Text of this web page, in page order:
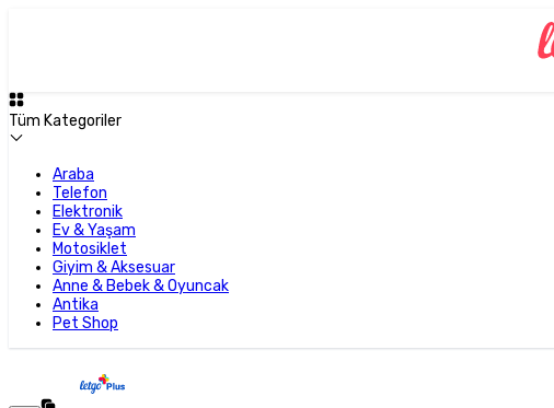
Tüm Kategoriler
Araba
Telefon
Elektronik
Ev & Yaşam
Motosiklet
Giyim & Aksesuar
Anne & Bebek & Oyuncak
Antika
Pet Shop